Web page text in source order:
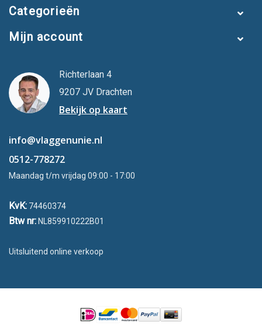
Categorieën
Mijn account
Richterlaan 4
9207 JV Drachten
Bekijk op kaart
info@vlaggenunie.nl
0512-778272
Maandag t/m vrijdag 09:00 - 17:00
KvK: 74460374
Btw nr: NL859910222B01
Uitsluitend online verkoop